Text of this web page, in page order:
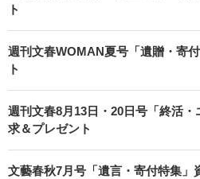
ト
週刊文春WOMAN夏号「遺贈・寄
ト
週刊文春8月13日・20日号「終活
求＆プレゼント
文藝春秋7月号「遺言・寄付特集」